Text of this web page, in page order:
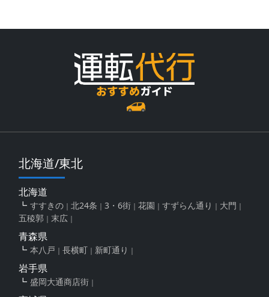
北海道/東北
北海道
すすきの 北24条 3・6街 花園 すずらん通り
大門
五稜郭
末広
青森県
本八戸 長横町 新町通り
岩手県
盛岡大通商店街